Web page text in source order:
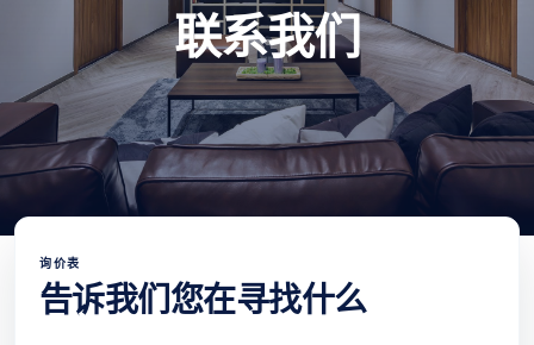
联系我们
询价表
告诉我们您在寻找什么